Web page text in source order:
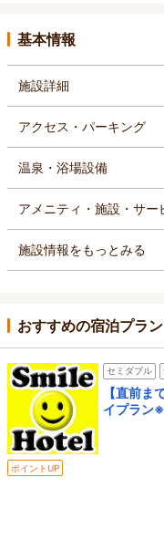
基本情報
施設詳細
アクセス・パーキング
温泉・浴場設備
アメニティ・施設・サー
施設情報をもっとみる
おすすめの宿泊プラン
セミダブル
【直前ま
イプラン
ポイントUP